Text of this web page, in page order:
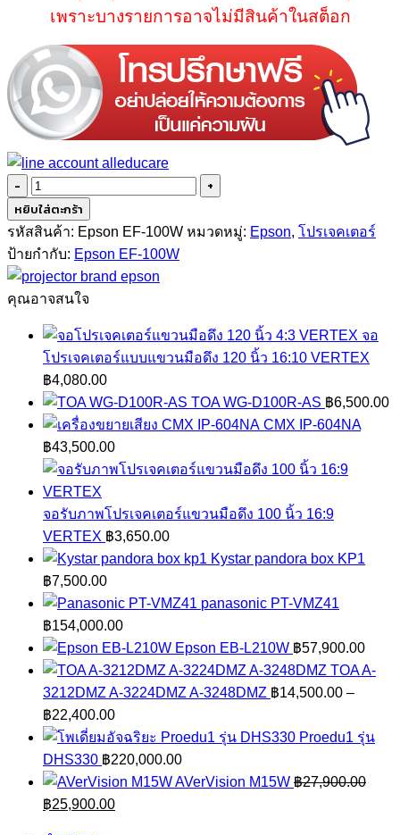
เพราะบางรายการอาจไม่มีสินค้าในสต็อก
จำนวน
Epson
EF-
100W
(2000lm/WXGA)
16:10
หยิบใส่ตะกร้า
รหัสสินค้า: Epson EF-100W หมวดหมู่: Epson, โปรเจคเตอร์
ป้ายกำกับ: Epson EF-100W
คุณอาจสนใจ
จอ
โปรเจคเตอร์แบบแขวนมือดึง 120 นิ้ว 16:10 VERTEX
฿4,080.00
TOA WG-D100R-AS ฿6,500.00
CMX IP-604NA
฿43,500.00
จอรับภาพโปรเจคเตอร์แขวนมือดึง 100 นิ้ว 16:9
VERTEX ฿3,650.00
Kystar pandora box KP1
฿7,500.00
panasonic PT-VMZ41
฿154,000.00
Epson EB-L210W ฿57,900.00
TOA A-
3212DMZ A-3224DMZ A-3248DMZ ฿14,500.00 –
฿22,400.00Price
range:
฿14,500.00
through
฿22,400.00
Proedu1 รุ่น
DHS330 ฿220,000.00
AVerVision M15W ฿27,900.00
Original
฿25,900.00Current